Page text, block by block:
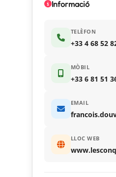
Informació
TELÈFON
+33 4 68 52
MÒBIL
+33 6 81 51
EMAIL
LLOC WEB